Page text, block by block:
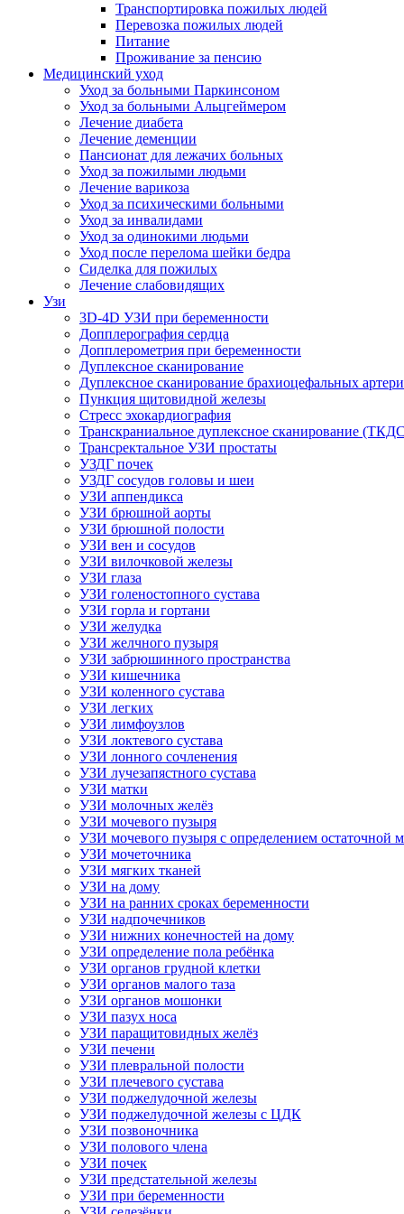
Транспортировка пожилых людей
Перевозка пожилых людей
Питание
Проживание за пенсию
Медицинский уход
Уход за больными Паркинсоном
Уход за больными Альцгеймером
Лечение диабета
Лечение деменции
Пансионат для лежачих больных
Уход за пожилыми людьми
Лечение варикоза
Уход за психическими больными
Уход за инвалидами
Уход за одинокими людьми
Уход после перелома шейки бедра
Сиделка для пожилых
Лечение слабовидящих
Узи
3D-4D УЗИ при беременности
Допплерография сердца
Допплерометрия при беременности
Дуплексное сканирование
Дуплексное сканирование брахиоцефальных
Пункция щитовидной железы
Стресс эхокардиография
Транскраниальное дуплексное сканирование
Трансректальное УЗИ простаты
УЗДГ почек
УЗДГ сосудов головы и шеи
УЗИ аппендикса
УЗИ брюшной аорты
УЗИ брюшной полости
УЗИ вен и сосудов
УЗИ вилочковой железы
УЗИ глаза
УЗИ голеностопного сустава
УЗИ горла и гортани
УЗИ желудка
УЗИ желчного пузыря
УЗИ забрюшинного пространства
УЗИ кишечника
УЗИ коленного сустава
УЗИ легких
УЗИ лимфоузлов
УЗИ локтевого сустава
УЗИ лонного сочленения
УЗИ лучезапястного сустава
УЗИ матки
УЗИ молочных желёз
УЗИ мочевого пузыря
УЗИ мочевого пузыря с определением остаточной
УЗИ мочеточника
УЗИ мягких тканей
УЗИ на дому
УЗИ на ранних сроках беременности
УЗИ надпочечников
УЗИ нижних конечностей на дому
УЗИ определение пола ребёнка
УЗИ органов грудной клетки
УЗИ органов малого таза
УЗИ органов мошонки
УЗИ пазух носа
УЗИ паращитовидных желёз
УЗИ печени
УЗИ плевральной полости
УЗИ плечевого сустава
УЗИ поджелудочной железы
УЗИ поджелудочной железы с ЦДК
УЗИ позвоночника
УЗИ полового члена
УЗИ почек
УЗИ предстательной железы
УЗИ при беременности